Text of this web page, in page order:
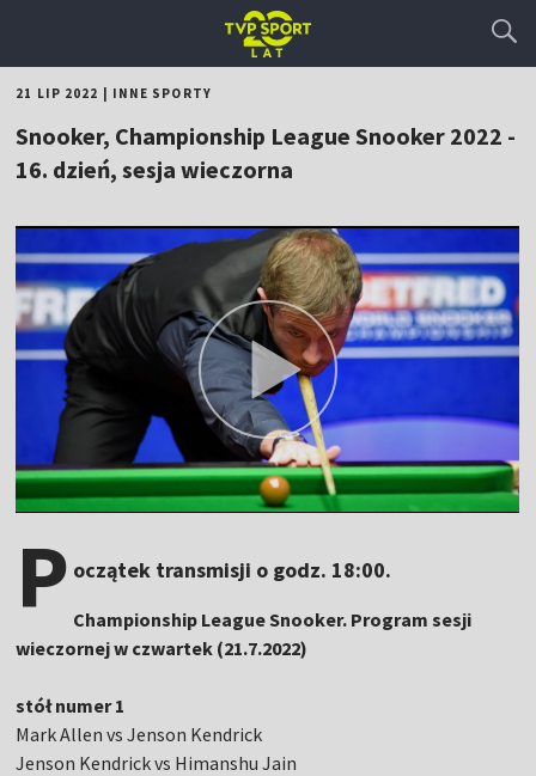
21 LIP 2022 INNE SPORTY
Snooker, Championship League Snooker 2022 -
16. dzień, sesja wieczorna
P oczątek transmisji o godz. 18:00.
Championship League Snooker. Program sesji
wieczornej w czwartek (21.7.2022)
stół numer 1
Mark Allen vs Jenson Kendrick
Jenson Kendrick vs Himanshu Jain